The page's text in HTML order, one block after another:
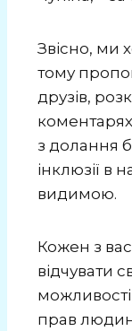
Звісно, ми
тому
друзів,
з долання
інклюзії в
видимою.
Кожен з
відчувати
можливості
прав